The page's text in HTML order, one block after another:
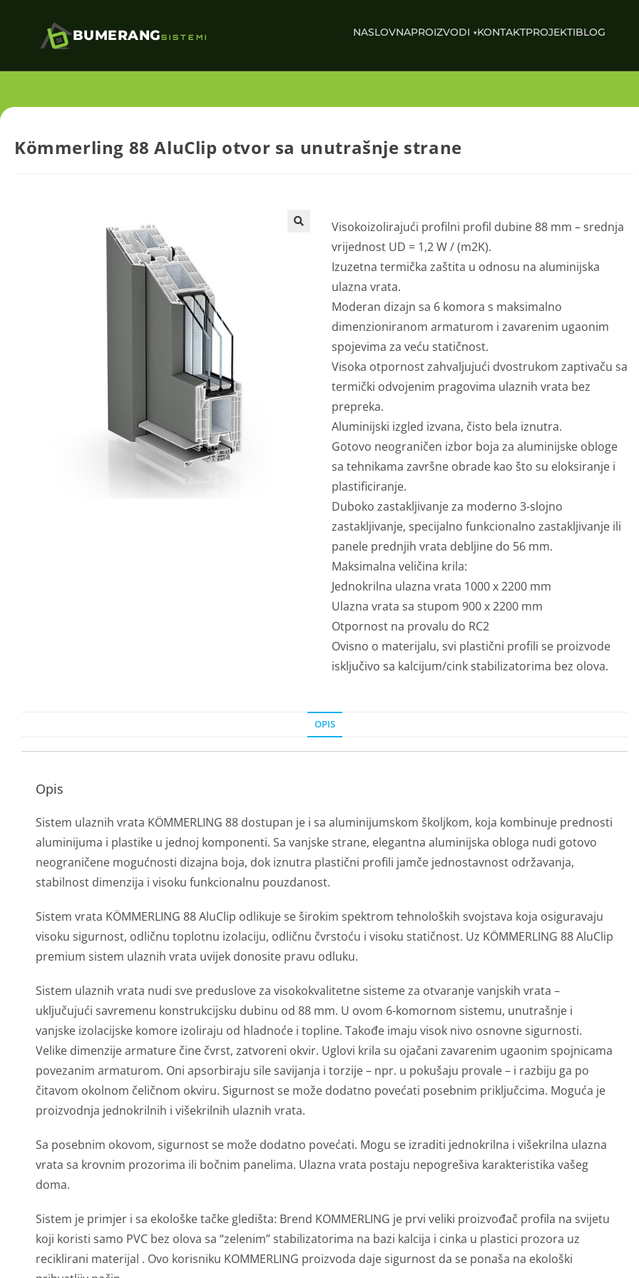
BUMERANGSISTEMI NASLOVNAPROIZVODI KONTAKTPROJEKTIBLOG
Kömmerling 88 AluClip otvor sa unutrašnje strane
Visokoizolirajući profilni profil dubine 88 mm – srednja
vrijednost UD = 1,2 W / (m2K).
Izuzetna termička zaštita u odnosu na aluminijska
ulazna vrata.
Moderan dizajn sa 6 komora s maksimalno
dimenzioniranom armaturom i zavarenim ugaonim
spojevima za veću statičnost.
Visoka otpornost zahvaljujući dvostrukom zaptivaču sa
termički odvojenim pragovima ulaznih vrata bez
prepreka.
Aluminijski izgled izvana, čisto bela iznutra.
Gotovo neograničen izbor boja za aluminijske obloge
sa tehnikama završne obrade kao što su eloksiranje i
plastificiranje.
Duboko zastakljivanje za moderno 3-slojno
zastakljivanje, specijalno funkcionalno zastakljivanje ili
panele prednjih vrata debljine do 56 mm.
Maksimalna veličina krila:
Jednokrilna ulazna vrata 1000 x 2200 mm
Ulazna vrata sa stupom 900 x 2200 mm
Otpornost na provalu do RC2
Ovisno o materijalu, svi plastični profili se proizvode
isključivo sa kalcijum/cink stabilizatorima bez olova.
OPIS
Opis
Sistem ulaznih vrata KÖMMERLING 88 dostupan je i sa aluminijumskom školjkom, koja kombinuje prednosti
aluminijuma i plastike u jednoj komponenti. Sa vanjske strane, elegantna aluminijska obloga nudi gotovo
neograničene mogućnosti dizajna boja, dok iznutra plastični profili jamče jednostavnost održavanja,
stabilnost dimenzija i visoku funkcionalnu pouzdanost.
Sistem vrata KÖMMERLING 88 AluClip odlikuje se širokim spektrom tehnoloških svojstava koja osiguravaju
visoku sigurnost, odličnu toplotnu izolaciju, odličnu čvrstoću i visoku statičnost. Uz KÖMMERLING 88 AluClip
premium sistem ulaznih vrata uvijek donosite pravu odluku.
Sistem ulaznih vrata nudi sve preduslove za visokokvalitetne sisteme za otvaranje vanjskih vrata –
uključujući savremenu konstrukcijsku dubinu od 88 mm. U ovom 6-komornom sistemu, unutrašnje i
vanjske izolacijske komore izoliraju od hladnoće i topline. Takođe imaju visok nivo osnovne sigurnosti.
Velike dimenzije armature čine čvrst, zatvoreni okvir. Uglovi krila su ojačani zavarenim ugaonim spojnicama
povezanim armaturom. Oni apsorbiraju sile savijanja i torzije – npr. u pokušaju provale – i razbiju ga po
čitavom okolnom čeličnom okviru. Sigurnost se može dodatno povećati posebnim priključcima. Moguća je
proizvodnja jednokrilnih i višekrilnih ulaznih vrata.
Sa posebnim okovom, sigurnost se može dodatno povećati. Mogu se izraditi jednokrilna i višekrilna ulazna
vrata sa krovnim prozorima ili bočnim panelima. Ulazna vrata postaju nepogrešiva ​​karakteristika vašeg
doma.
Sistem je primjer i sa ekološke tačke gledišta: Brend KOMMERLING je prvi veliki proizvođač profila na svijetu
koji koristi samo PVC bez olova sa “zelenim” stabilizatorima na bazi kalcija i cinka u plastici prozora uz
reciklirani materijal . Ovo korisniku KOMMERLING proizvoda daje sigurnost da se ponaša na ekološki